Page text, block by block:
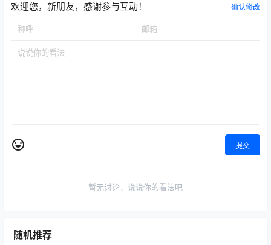
欢迎您，新朋友，感谢参与互动！ 确认修改
提交
暂无讨论，说说你的看法吧
随机推荐